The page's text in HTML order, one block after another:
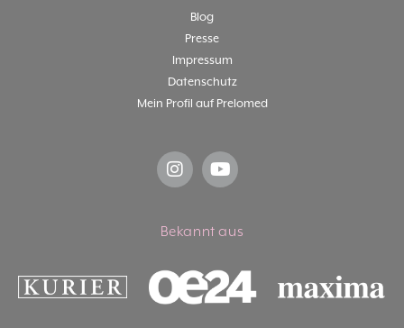
Blog
Presse
Impressum
Datenschutz
Mein Profil auf Prelomed
Bekannt aus